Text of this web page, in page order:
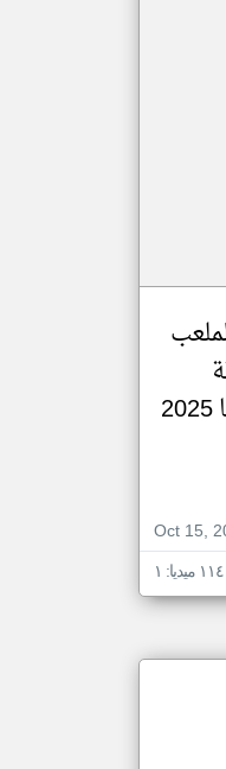
من موريتانيا
Oct 15,